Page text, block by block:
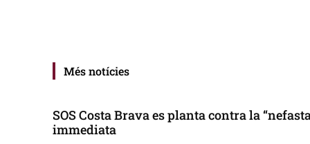
Més notícies
SOS Costa Brava es planta contra la
immediata